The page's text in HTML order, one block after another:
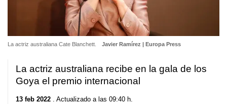
La actriz australiana Cate Blanchett. Javier Ramírez | Europa Press
La actriz australiana recibe en la gala de los
Goya el premio internacional
13 feb 2022 . Actualizado a las 09:40 h.